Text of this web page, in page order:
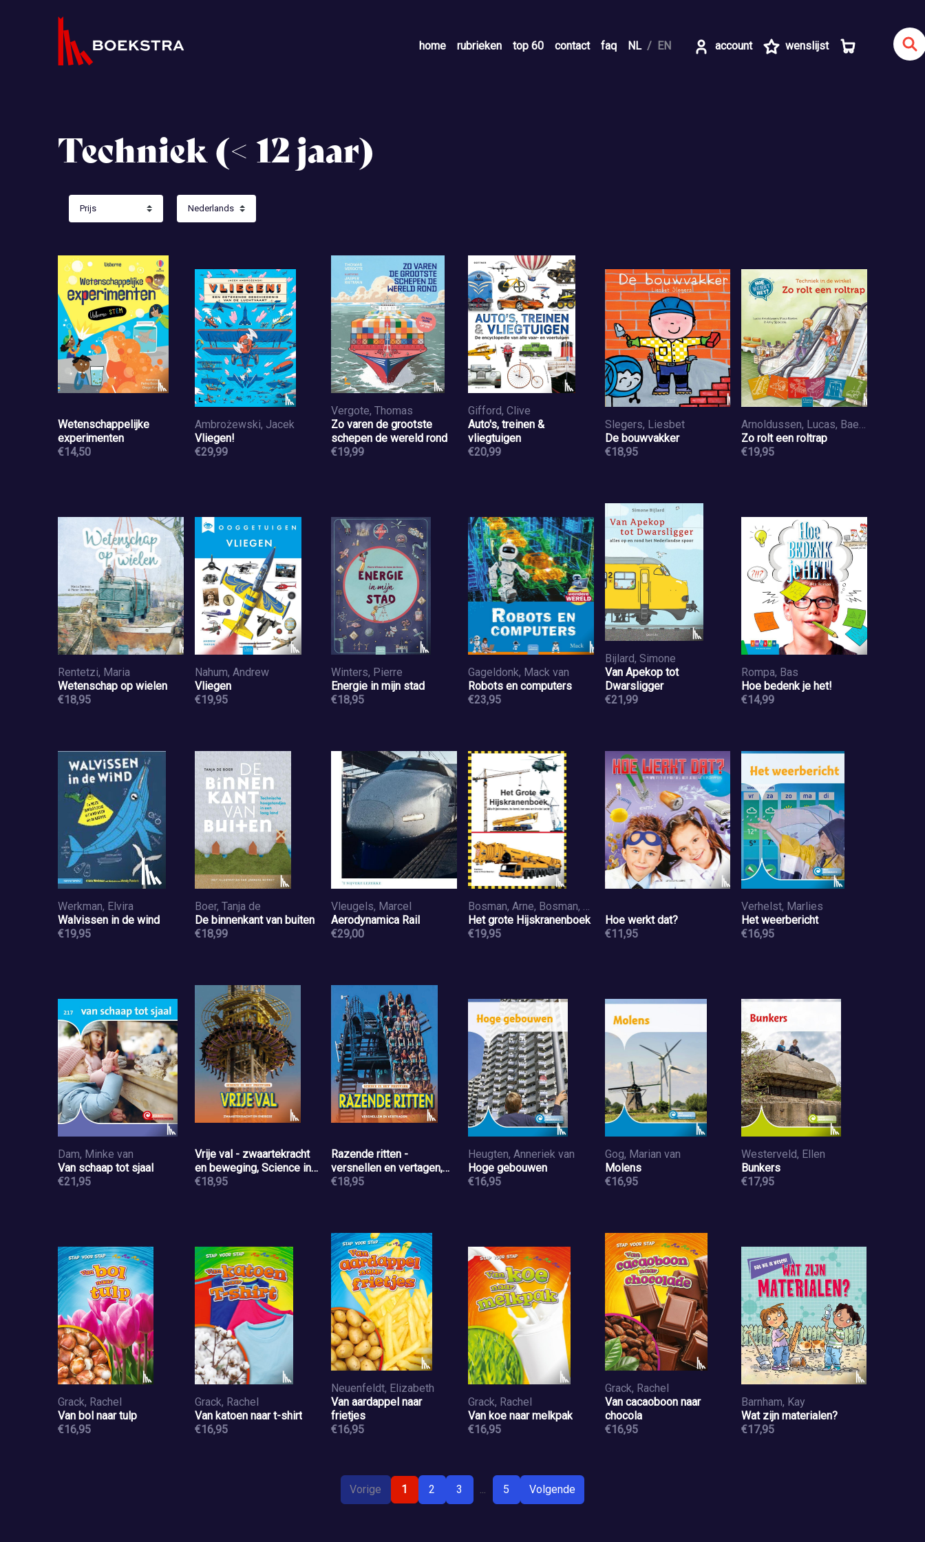
home rubrieken top 60 contact faq NL EN account wenslijst
Techniek (< 12 jaar)
Wetenschappelijke
experimenten
€14,50
Ambrożewski, Jacek
Vliegen!
€29,99
Vergote, Thomas
Zo varen de grootste
schepen de wereld rond
€19,99
Gifford, Clive
Auto's, treinen &
vliegtuigen
€20,99
Slegers, Liesbet
De bouwvakker
€18,95
Arnoldussen, Lucas, Baeten, Marja
Zo rolt een roltrap
€19,95
Rentetzi, Maria
Wetenschap op wielen
€18,95
Nahum, Andrew
Vliegen
€19,95
Winters, Pierre
Energie in mijn stad
€18,95
Gageldonk, Mack van
Robots en computers
€23,95
Bijlard, Simone
Van Apekop tot
Dwarsligger
€21,99
Rompa, Bas
Hoe bedenk je het!
€14,99
Werkman, Elvira
Walvissen in de wind
€19,95
Boer, Tanja de
De binnenkant van buiten
€18,99
Vleugels, Marcel
Aerodynamica Rail
€29,00
Bosman, Arne, Bosman, Peter
Het grote Hijskranenboek
€19,95
Hoe werkt dat?
€11,95
Verhelst, Marlies
Het weerbericht
€16,95
Dam, Minke van
Van schaap tot sjaal
€21,95
Vrije val - zwaartekracht
en beweging, Science in
het pretpark
€18,95
Razende ritten -
versnellen en vertagen,
Science in het pretpark
€18,95
Heugten, Anneriek van
Hoge gebouwen
€16,95
Gog, Marian van
Molens
€16,95
Westerveld, Ellen
Bunkers
€17,95
Grack, Rachel
Van bol naar tulp
€16,95
Grack, Rachel
Van katoen naar t-shirt
€16,95
Neuenfeldt, Elizabeth
Van aardappel naar
frietjes
€16,95
Grack, Rachel
Van koe naar melkpak
€16,95
Grack, Rachel
Van cacaoboon naar
chocola
€16,95
Barnham, Kay
Wat zijn materialen?
€17,95
Vorige 1 2 3 ... 5 Volgende